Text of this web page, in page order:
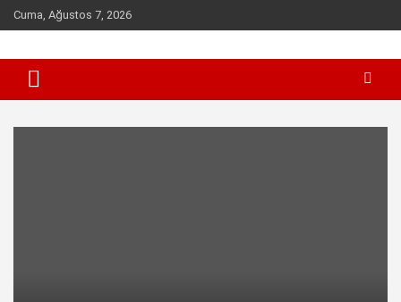
Skip
to
Cuma, Ağustos 7, 2026
incelet.com